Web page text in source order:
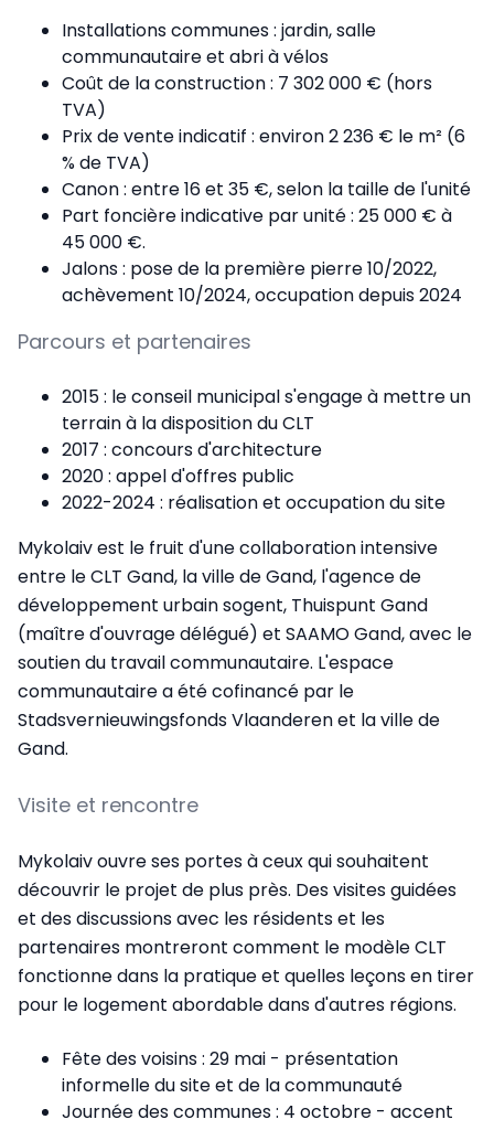
Installations communes : jardin, salle
communautaire et abri à vélos
Coût de la construction : 7 302 000 € (hors
TVA)
Prix de vente indicatif : environ 2 236 € le m² (6
% de TVA)
Canon : entre 16 et 35 €, selon la taille de l'unité
Part foncière indicative par unité : 25 000 € à
45 000 €.
Jalons : pose de la première pierre 10/2022,
achèvement 10/2024, occupation depuis 2024
Parcours et partenaires
2015 : le conseil municipal s'engage à mettre un
terrain à la disposition du CLT
2017 : concours d'architecture
2020 : appel d'offres public
2022-2024 : réalisation et occupation du site
Mykolaiv est le fruit d'une collaboration intensive
entre le CLT Gand, la ville de Gand, l'agence de
développement urbain sogent, Thuispunt Gand
(maître d'ouvrage délégué) et SAAMO Gand, avec le
soutien du travail communautaire. L'espace
communautaire a été cofinancé par le
Stadsvernieuwingsfonds Vlaanderen et la ville de
Gand.
Visite et rencontre
Mykolaiv ouvre ses portes à ceux qui souhaitent
découvrir le projet de plus près. Des visites guidées
et des discussions avec les résidents et les
partenaires montreront comment le modèle CLT
fonctionne dans la pratique et quelles leçons en tirer
pour le logement abordable dans d'autres régions.
Fête des voisins : 29 mai - présentation
informelle du site et de la communauté
Journée des communes : 4 octobre - accent